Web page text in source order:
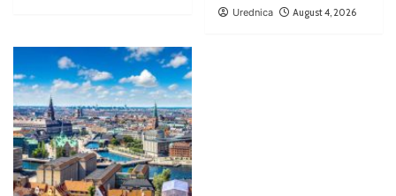
Urednica August 4, 2026